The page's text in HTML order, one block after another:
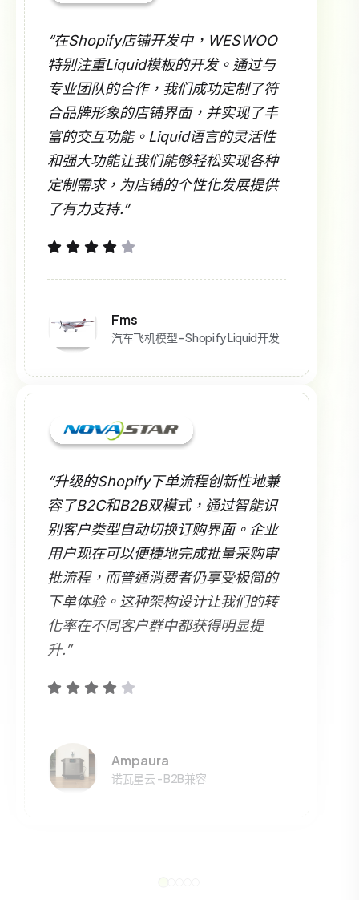
“在Shopify店铺开发中，WESWOO
特别注重Liquid模板的开发。通过与
专业团队的合作，我们成功定制了符
合品牌形象的店铺界面，并实现了丰
富的交互功能。Liquid语言的灵活性
和强大功能让我们能够轻松实现各种
定制需求，为店铺的个性化发展提供
了有力支持.”
Fms
汽车飞机模型 - Shopify Liquid开发
“升级的Shopify下单流程创新性地兼
容了B2C和B2B双模式，通过智能识
别客户类型自动切换订购界面。企业
用户现在可以便捷地完成批量采购审
批流程，而普通消费者仍享受极简的
下单体验。这种架构设计让我们的转
化率在不同客户群中都获得明显提
升.”
Ampaura
诺瓦星云 - B2B兼容